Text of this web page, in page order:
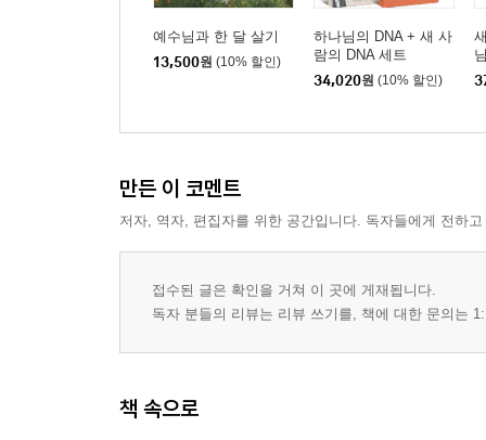
예수님과 한 달 살기
13,500원 (10% 할인)
하나님의 DNA + 새 사
람의 DNA 세트
34,020원 (10% 할인)
만든 이 코멘트
저자, 역자, 편집자를 위한 공간입니다. 독자들에게 전하
접수된 글은 확인을 거쳐 이 곳에 게재됩니다.
독자 분들의 리뷰는 리뷰 쓰기를, 책에 대한 문의는
책 속으로